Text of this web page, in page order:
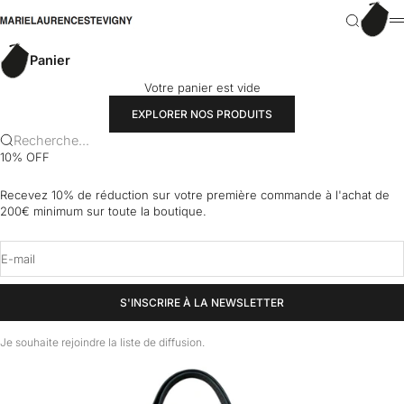
marielaurencestevigny
Recherche
Panier
Panier
Votre panier est vide
EXPLORER NOS PRODUITS
Recherche...
10% OFF
Recevez 10% de réduction sur votre première commande à l'achat de
200€ minimum sur toute la boutique.
E-mail
S'INSCRIRE À LA NEWSLETTER
Je souhaite rejoindre la liste de diffusion.